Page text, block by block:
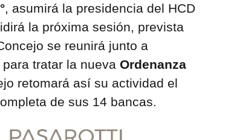
, asumirá la presidencia del HCD
la próxima sesión, prevista
se reunirá junto a
para tratar la nueva Ordenanza
retomará así su actividad el
de sus 14 bancas.